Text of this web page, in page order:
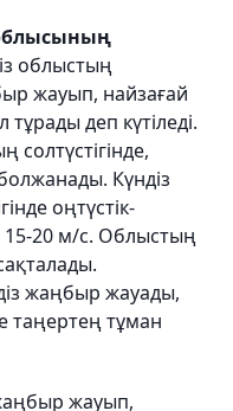
облыстың
жауып, найзағай
деп күтіледі.
Күндіз
оңтүстік-
15-20 м/с. Облыстың
жаңбыр жауады,
таңертең тұман
жауып,